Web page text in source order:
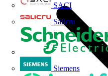
SACI
Salicru
Siemens